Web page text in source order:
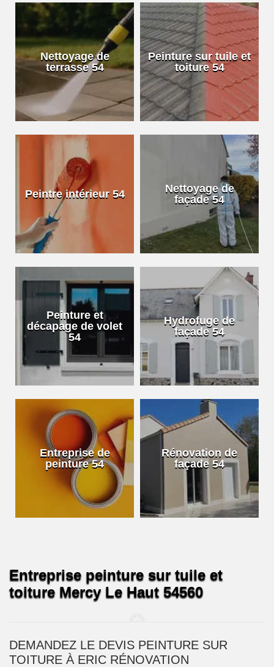
Nettoyage de
terrasse 54
Peinture sur tuile et
toiture 54
Peintre intérieur 54
Nettoyage de
façade 54
Peinture et
décapage de volet
54
Hydrofuge de
façade 54
Entreprise de
peinture 54
Rénovation de
façade 54
Entreprise peinture sur tuile et
toiture Mercy Le Haut 54560
DEMANDEZ LE DEVIS PEINTURE SUR
TOITURE À ERIC RÉNOVATION